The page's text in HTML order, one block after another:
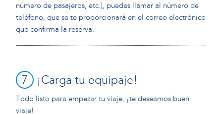
número de pasajeros, etc.), puedes llamar al número de
teléfono, que se te proporcionará en el correo electrónico
que confirma la reserva.
7 ¡Carga tu equipaje!
Todo listo para empezar tu viaje, ¡te deseamos buen
viaje!